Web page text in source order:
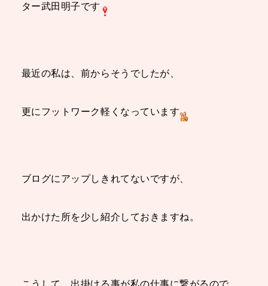
ター武田明子です
最近の私は、前からそうでしたが、
更にフットワーク軽くなっています
ブログにアップしきれてないですが、
出かけた所を少し紹介しておきますね。
こうして、出掛ける事が私の仕事に繋がるので